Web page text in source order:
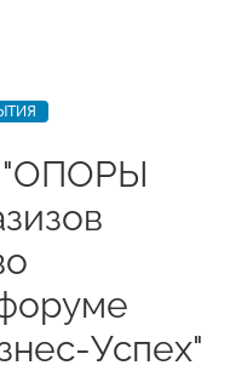
"ОПОРЫ
Успех"